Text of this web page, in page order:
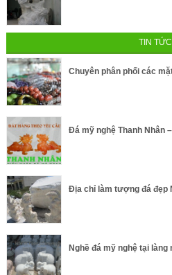
TIN TỨC
Chuyên phân phối các
Đá mỹ nghệ Thanh Nhân
Địa chỉ làm tượng đá đẹp
Nghề đá mỹ nghệ tại